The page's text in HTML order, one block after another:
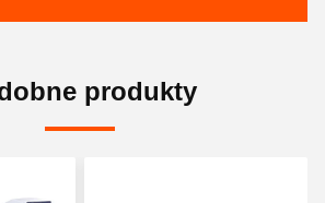
produkty